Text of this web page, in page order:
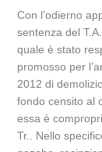
Con l’odierno
sentenza del
quale è stato
promosso per
2012 di
fondo censito al
essa è
Tr.. Nello